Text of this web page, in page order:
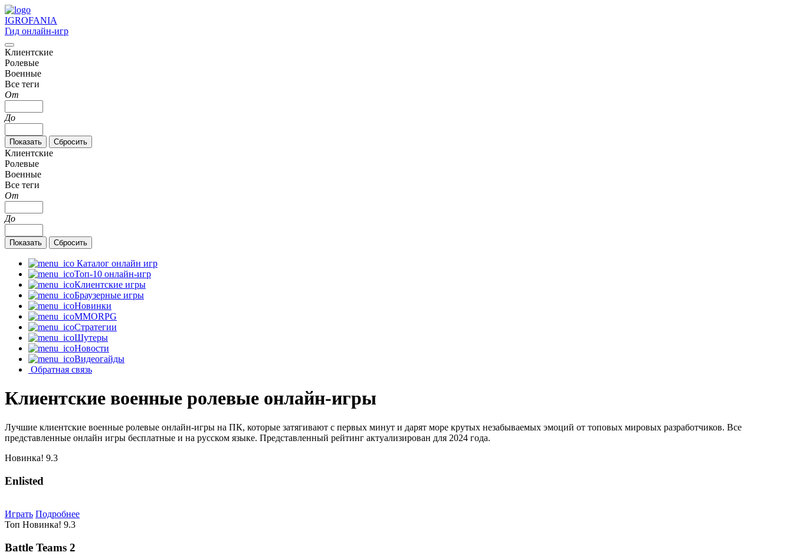
IGROFANIA
Гид онлайн-игр
Клиентские
Ролевые
Военные
Все теги
От
До
Клиентские
Ролевые
Военные
Все теги
От
До
Каталог онлайн игр
Топ-10 онлайн-игр
Клиентские игры
Браузерные игры
Новинки
MMORPG
Стратегии
Шутеры
Новости
Видеогайды
Обратная связь
Клиентские военные ролевые онлайн-игры
Лучшие клиентские военные ролевые онлайн-игры на ПК, которые затягивают с первых минут и дарят море крутых незабываемых эмоций от топовых мировых разработчиков. Все
представленные онлайн игры бесплатные и на русском языке. Представленный рейтинг актуализирован для 2024 года.
Новинка! 9.3
Enlisted
Играть Подробнее
Топ Новинка! 9.3
Battle Teams 2